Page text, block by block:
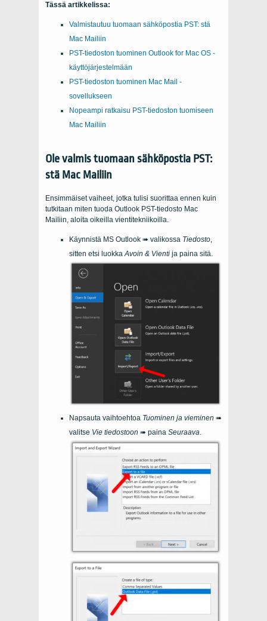
Tässä artikkelissa:
Valmistautuu tuomaan sähköpostia PST: stä
Mac Mailiin
PST-tiedoston tuominen Outlook for Mac OS -
käyttöjärjestelmään
PST-tiedoston tuominen Mac Mail -
sovellukseen
Nopeampi ratkaisu PST-tiedoston tuomiseen
Mac Mailiin
Ole valmis tuomaan sähköpostia PST:
stä Mac Mailiin
Ensimmäiset vaiheet, jotka tulisi suorittaa ennen kuin
tutkitaan miten tuoda Outlook PST-tiedosto Mac
Mailiin, aloita oikeilla vientitekniikoilla.
Käynnistä MS Outlook ➠ valikossa Tiedosto,
sitten etsi luokkaAvoin & Vienti ja paina sitä.
Napsauta vaihtoehtoa Tuominen ja vieminen ➠
valitse Vie tiedostoon ➠ paina Seuraava